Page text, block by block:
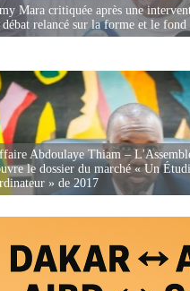
Mara critiquée après une
débat relancé sur la forme et le fond
Abdoulaye Thiam –
le dossier du marché « Un
» de 2017